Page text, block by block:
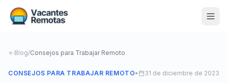
Vacantes
Blog
Blog/Consejos para Trabajar Remoto
CONSEJOS PARA TRABAJAR REMOTO• 31 de diciembre de 2023